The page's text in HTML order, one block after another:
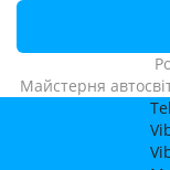
Майстерня